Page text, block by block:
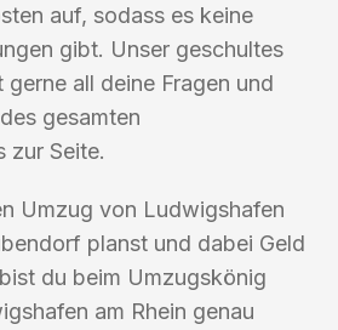
auf, sodass es keine
gibt. Unser geschultes
all deine Fragen und
gesamten
zur Seite.
Umzug von Ludwigshafen
planst und dabei Geld
du beim Umzugskönig
am Rhein genau